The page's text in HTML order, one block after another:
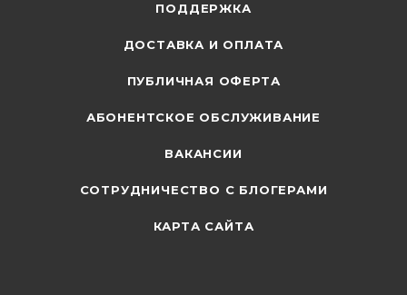
ПОДДЕРЖКА
ДОСТАВКА И ОПЛАТА
ПУБЛИЧНАЯ ОФЕРТА
АБОНЕНТСКОЕ ОБСЛУЖИВАНИЕ
ВАКАНСИИ
СОТРУДНИЧЕСТВО С БЛОГЕРАМИ
КАРТА САЙТА